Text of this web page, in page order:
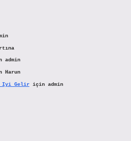
admin
Harun
Iyi Geliriçin admin